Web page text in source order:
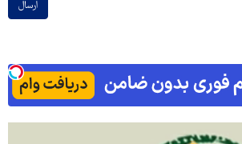
ارسال